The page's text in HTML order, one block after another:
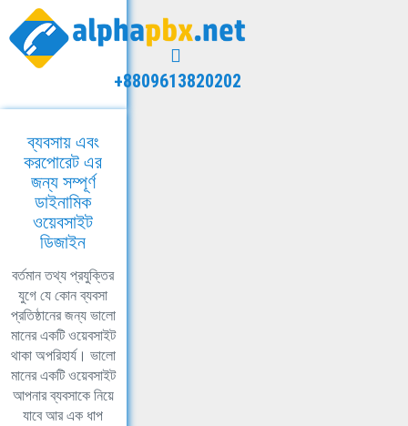
+8809613820202
ব্যবসায় এবং
করপোরেট এর
জন্য সম্পূর্ণ
ডাইনামিক
ওয়েবসাইট
ডিজাইন
বর্তমান তথ্য প্রযুক্তির
যুগে যে কোন ব্যবসা
প্রতিষ্ঠানের জন্য ভালো
মানের একটি ওয়েবসাইট
থাকা অপরিহার্য। ভালো
মানের একটি ওয়েবসাইট
আপনার ব্যবসাকে নিয়ে
যাবে আর এক ধাপ